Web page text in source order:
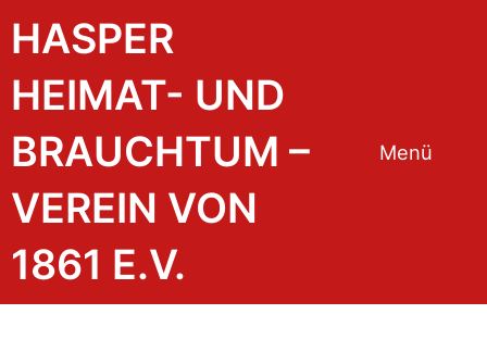
HASPER
HEIMAT- UND
BRAUCHTUM –
VEREIN VON
1861 E.V.
Menü